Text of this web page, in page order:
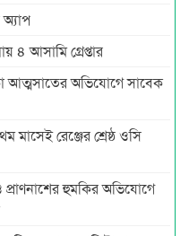
অ্যাপ
৪ আসামি গ্রেপ্তার
আত্মসাতের অভিযোগে সাবেক
মাসেই রেঞ্জের শ্রেষ্ঠ ওসি
হুমকির অভিযোগে